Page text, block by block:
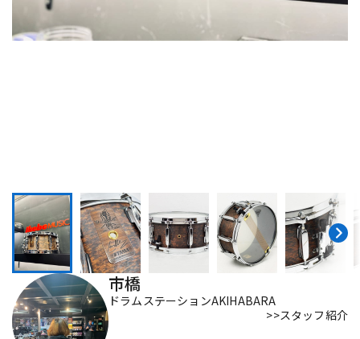
市橋
ドラムステーションAKIHABARA
>>スタッフ紹介